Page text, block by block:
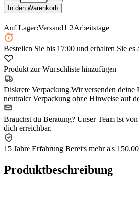
In den Warenkorb
Auf Lager:Versand1-2Arbeitstage
Bestellen Sie bis 17:00 und erhalten Sie es
Produkt zur Wunschliste hinzufügen
Diskrete Verpackung Wir versenden deine
neutraler Verpackung ohne Hinweise auf
Brauchst du Beratung? Unser Team ist
dich erreichbar.
15 Jahre Erfahrung Bereits mehr als
Produktbeschreibung